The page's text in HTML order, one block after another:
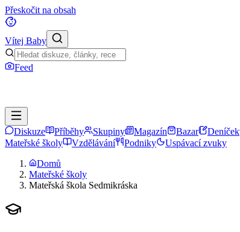
Přeskočit na obsah
Vítej Baby
Feed
Diskuze Příběhy Skupiny Magazín Bazar Deníček
Mateřské školy
Vzdělávání Podniky
Uspávací zvuky
Domů
Mateřské školy
Mateřská škola Sedmikráska